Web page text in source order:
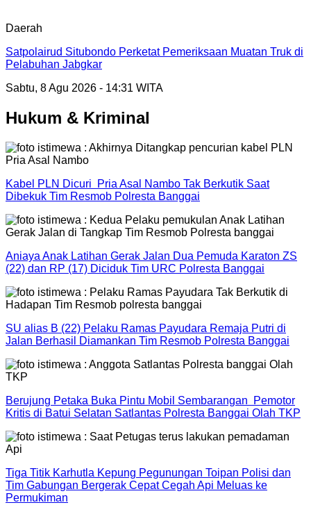
Daerah
Satpolairud Situbondo Perketat Pemeriksaan Muatan Truk di
Pelabuhan Jabgkar
Sabtu, 8 Agu 2026 - 14:31 WITA
Hukum & Kriminal
Kabel PLN Dicuri Pria Asal Nambo Tak Berkutik Saat
Dibekuk Tim Resmob Polresta Banggai
Aniaya Anak Latihan Gerak Jalan Dua Pemuda Karaton ZS
(22) dan RP (17) Diciduk Tim URC Polresta Banggai
SU alias B (22) Pelaku Ramas Payudara Remaja Putri di
Jalan Berhasil Diamankan Tim Resmob Polresta Banggai
Berujung Petaka Buka Pintu Mobil Sembarangan Pemotor
Kritis di Batui Selatan Satlantas Polresta Banggai Olah TKP
Tiga Titik Karhutla Kepung Pegunungan Toipan Polisi dan
Tim Gabungan Bergerak Cepat Cegah Api Meluas ke
Permukiman